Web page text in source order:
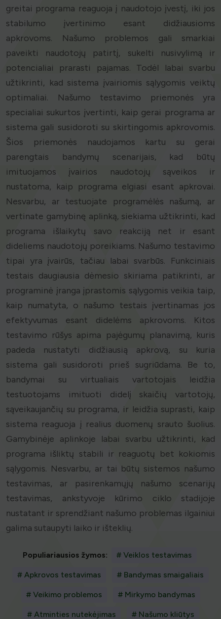
greitai programa reaguoja į naudotojo įvestį, iki jos
stabilumo įvertinimo esant didžiausioms
apkrovoms. Našumo problemos gali smarkiai
paveikti naudotojų patirtį, sukelti nusivylimą ir
potencialiai prarasti pajamas. Todėl labai svarbu
užtikrinti, kad sistema įvairiomis sąlygomis veiktų
optimaliai. Našumo testavimo priemonės yra
specialiai sukurtos įvertinti, kaip gerai programa ar
sistema gali susidoroti su skirtingomis apkrovomis.
Šios priemonės naudojamos kartu su gerai
parengtais bandymų scenarijais, kad būtų
imituojamos įvairios naudotojų sąveikos ir
nustatoma, kaip programa elgiasi esant apkrovai.
Nesvarbu, ar testuojate programėlės našumą, ar
vertinate gamybinę aplinką, siekiama užtikrinti, kad
programa išlaikytų savo reakciją net ir esant
dideliems naudotojų poreikiams. Našumo testavimo
tipai yra įvairūs, tačiau labai svarbūs. Funkciniais
testais daugiausia dėmesio skiriama patikrinti, ar
programinė įranga įprastomis sąlygomis veikia taip,
kaip numatyta, o našumo testais įvertinamas jos
efektyvumas esant didelėms apkrovoms. Kitos
testavimo rūšys apima pajėgumų planavimą, kuris
padeda nustatyti didžiausią apkrovą, su kuria
sistema gali susidoroti prieš sugriūdama. Be to,
bandymai su virtualiais vartotojais leidžia
testuotojams imituoti didelį skaičių vartotojų,
sąveikaujančių su programa, ir leidžia suprasti, kaip
sistema reaguoja į realius duomenų srauto šuolius.
Gamybinėje aplinkoje labai svarbu užtikrinti, kad
programa išliktų stabili ir reaguotų bet kokiomis
sąlygomis. Nesvarbu, ar tai būtų sistemos našumo
testavimas, ar pasirenkamųjų našumo scenarijų
testavimas, ankstyvoje kūrimo ciklo stadijoje
nustatant ir sprendžiant našumo problemas ilgainiui
galima sutaupyti laiko ir išteklių.
Populiariausios žymos: # Veiklos testavimas
# Apkrovos testavimas # Bandymas smaigaliais
# Veikimo problemos # Mirkymo bandymas
# Atminties nutekėjimas # Našumo kliūtys